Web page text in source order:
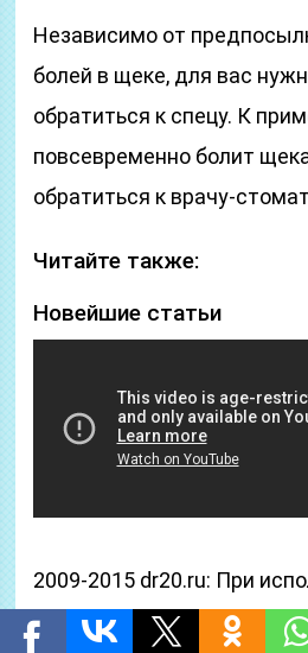
Независимо от
болей в щеке, для вас
обратиться к спецу. К
повсевременно болит
обратиться к врачу-
Читайте также:
Новейшие статьи
2009-2015 dr20.ru: При
размещённых на веб-